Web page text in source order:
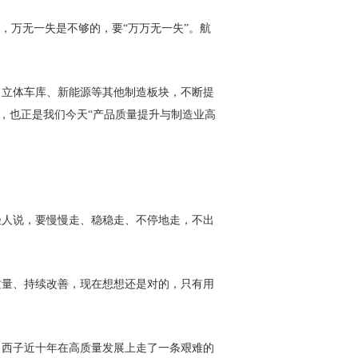
万无一失是不够的，要“万万无一失”。航
体车库、新能源等其他制造板块，不断提
也正是我们今天“产品质量提升与制造业高
说，要慢慢走、稳稳走、不停地走，不出
、持续改善，现在想想还是对的，只有用
子近十年在高质量发展上走了一条艰难的